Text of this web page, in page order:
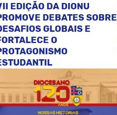
EDIÇÃO DA DIONU
DEBATES SOBRE
GLOBAIS E
O